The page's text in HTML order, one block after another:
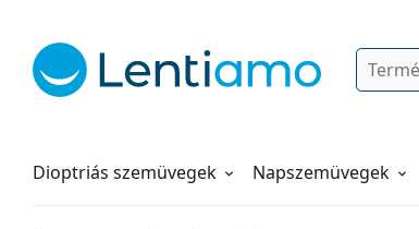
Keresés
Folyadékok
Dioptriás szemüvegek Napszemüvegek
Hogyan rendeljen